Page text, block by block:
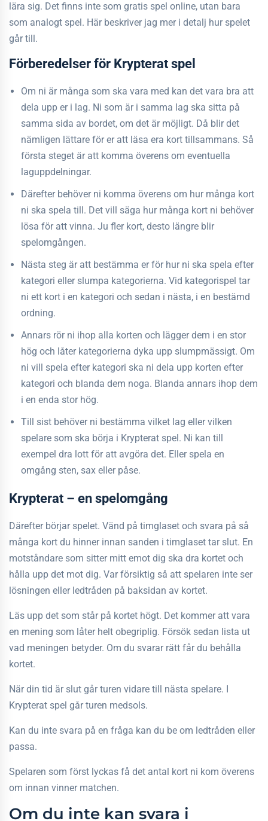
lära sig. Det finns inte som gratis spel online, utan bara
som analogt spel. Här beskriver jag mer i detalj hur spelet
går till.
Förberedelser för Krypterat spel
Om ni är många som ska vara med kan det vara bra att
dela upp er i lag. Ni som är i samma lag ska sitta på
samma sida av bordet, om det är möjligt. Då blir det
nämligen lättare för er att läsa era kort tillsammans. Så
första steget är att komma överens om eventuella
laguppdelningar.
Därefter behöver ni komma överens om hur många kort
ni ska spela till. Det vill säga hur många kort ni behöver
lösa för att vinna. Ju fler kort, desto längre blir
spelomgången.
Nästa steg är att bestämma er för hur ni ska spela efter
kategori eller slumpa kategorierna. Vid kategorispel tar
ni ett kort i en kategori och sedan i nästa, i en bestämd
ordning.
Annars rör ni ihop alla korten och lägger dem i en stor
hög och låter kategorierna dyka upp slumpmässigt. Om
ni vill spela efter kategori ska ni dela upp korten efter
kategori och blanda dem noga. Blanda annars ihop dem
i en enda stor hög.
Till sist behöver ni bestämma vilket lag eller vilken
spelare som ska börja i Krypterat spel. Ni kan till
exempel dra lott för att avgöra det. Eller spela en
omgång sten, sax eller påse.
Krypterat – en spelomgång
Därefter börjar spelet. Vänd på timglaset och svara på så
många kort du hinner innan sanden i timglaset tar slut. En
motståndare som sitter mitt emot dig ska dra kortet och
hålla upp det mot dig. Var försiktig så att spelaren inte ser
lösningen eller ledtråden på baksidan av kortet.
Läs upp det som står på kortet högt. Det kommer att vara
en mening som låter helt obegriplig. Försök sedan lista ut
vad meningen betyder. Om du svarar rätt får du behålla
kortet.
När din tid är slut går turen vidare till nästa spelare. I
Krypterat spel går turen medsols.
Kan du inte svara på en fråga kan du be om ledtråden eller
passa.
Spelaren som först lyckas få det antal kort ni kom överens
om innan vinner matchen.
Om du inte kan svara i